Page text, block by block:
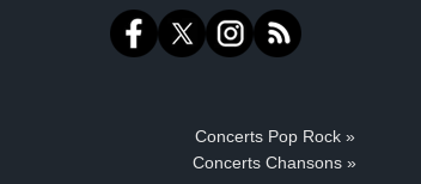
Concerts Pop Rock »
Concerts Chansons »